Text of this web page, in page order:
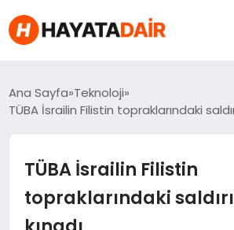
FIYATLAR
HABERLER
Ana Sayfa Teknoloji
TÜBA İsrailin Filistin topraklarındaki
TÜBA İsrailin Filistin
topraklarındaki